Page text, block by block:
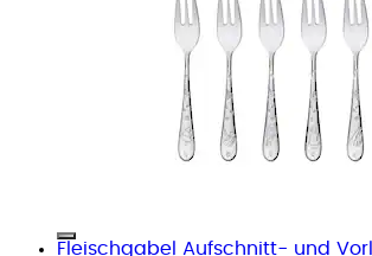
Fleischgabel Aufschnitt- und